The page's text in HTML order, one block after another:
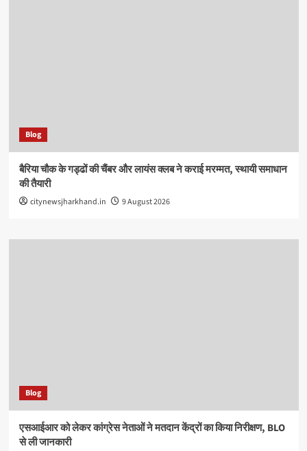
Blog
बैरिया चौक के गड्ढों की चैंबर और लायंस क्लब ने कराई मरम्मत, स्थायी समाधान
की तैयारी
citynewsjharkhand.in 9 August 2026
Blog
एसआईआर को लेकर कांग्रेस नेताओं ने मतदान केंद्रों का किया निरीक्षण, BLO
से ली जानकारी